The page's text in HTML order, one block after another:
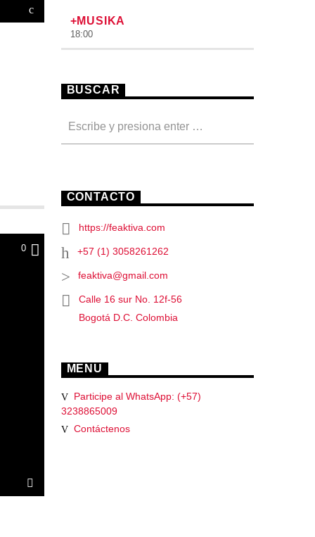
0
+MUSIKA
18:00
BUSCAR
CONTACTO
https://feaktiva.com
+57 (1) 3058261262
feaktiva@gmail.com
Calle 16 sur No. 12f-56
Bogotá D.C. Colombia
MENU
Participe al WhatsApp: (+57)
3238865009
Contáctenos